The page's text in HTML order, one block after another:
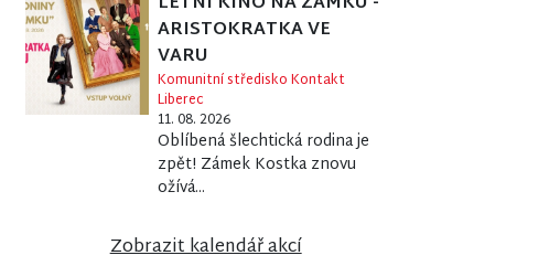
ARISTOKRATKA VE
VARU
Komunitní středisko Kontakt
Liberec
11. 08. 2026
Oblíbená šlechtická rodina je
zpět! Zámek Kostka znovu
ožívá...
Zobrazit kalendář akcí